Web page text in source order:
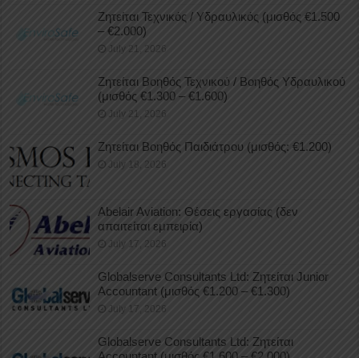
Ζητείται Τεχνικός / Υδραυλικός (μισθός €1.500
– €2.000)
July 21, 2026
Ζητείται Βοηθός Τεχνικού / Βοηθός Υδραυλικού
(μισθός €1.300 – €1.600)
July 21, 2026
Ζητείται Βοηθός Παιδιάτρου (μισθός: €1.200)
July 18, 2026
Abelair Aviation: Θέσεις εργασίας (δεν
απαιτείται εμπειρία)
July 17, 2026
Globalserve Consultants Ltd: Ζητείται Junior
Accountant (μισθός €1.200 – €1.300)
July 17, 2026
Globalserve Consultants Ltd: Ζητείται